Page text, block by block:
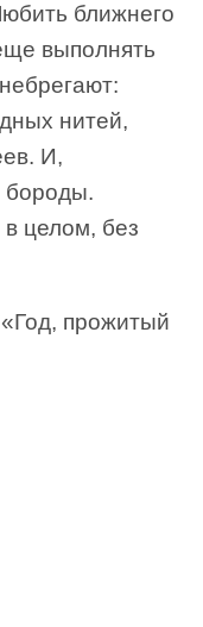
ближнего
выполнять
нитей,
И,
бороды.
целом, без
прожитый